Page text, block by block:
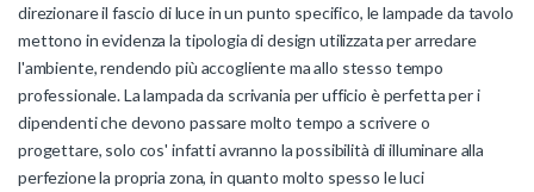
direzionare il fascio di luce in un punto specifico, le lampade da tavolo
mettono in evidenza la tipologia di design utilizzata per arredare
l'ambiente, rendendo più accogliente ma allo stesso tempo
professionale. La lampada da scrivania per ufficio è perfetta per i
dipendenti che devono passare molto tempo a scrivere o
progettare, solo cos' infatti avranno la possibilità di illuminare alla
perfezione la propria zona, in quanto molto spesso le luci